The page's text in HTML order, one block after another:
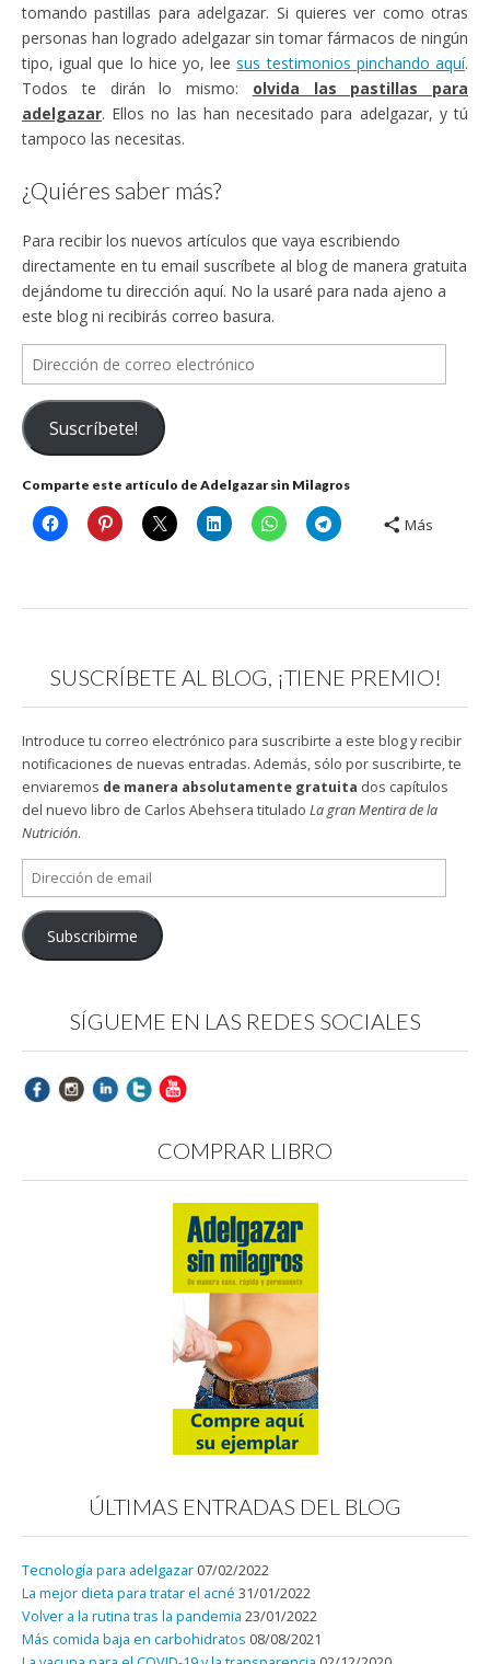
tomando pastillas para adelgazar. Si quieres ver como otras
personas han logrado adelgazar sin tomar fármacos de ningún
tipo, igual que lo hice yo, leesus testimonios pinchando aquí.
Todos te dirán lo mismo: olvida las pastillas para
adelgazar. Ellos no las han necesitado para adelgazar, y tú
tampoco las necesitas.
¿Quiéres saber más?
Para recibir los nuevos artículos que vaya escribiendo
directamente en tu email suscríbete al blog de manera gratuita
dejándome tu dirección aquí. No la usaré para nada ajeno a
este blog ni recibirás correo basura.
Dirección
de
correo
electrónico
Suscríbete!
Comparte este artículo de Adelgazar sin Milagros
Más
SUSCRÍBETE AL BLOG, ¡TIENE PREMIO!
Introduce tu correo electrónico para suscribirte a este blog y recibir
notificaciones de nuevas entradas. Además, sólo por suscribirte, te
enviaremos de manera absolutamente gratuita dos capítulos
del nuevo libro de Carlos Abehsera titulado La gran Mentira de la
Nutrición.
Dirección
de
email
Subscribirme
SÍGUEME EN LAS REDES SOCIALES
COMPRAR LIBRO
ÚLTIMAS ENTRADAS DEL BLOG
Tecnología para adelgazar 07/02/2022
La mejor dieta para tratar el acné 31/01/2022
Volver a la rutina tras la pandemia 23/01/2022
Más comida baja en carbohidratos 08/08/2021